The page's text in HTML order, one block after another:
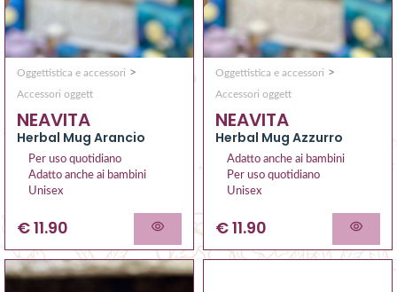
Oggettistica e accessori >
Accessori oggett
NEAVITA
Herbal Mug Arancio
Per uso quotidiano
Adatto anche ai bambini
Unisex
€ 11.90
Oggettistica e accessori >
Accessori oggett
NEAVITA
Herbal Mug Azzurro
Adatto anche ai bambini
Per uso quotidiano
Unisex
€ 11.90